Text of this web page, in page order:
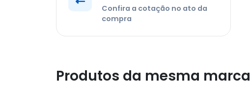
Confira a cotação no ato da
compra
Produtos da mesma marca